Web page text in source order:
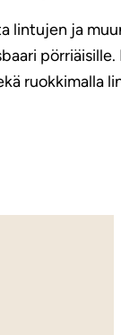
lintujen ja
ruokkimalla